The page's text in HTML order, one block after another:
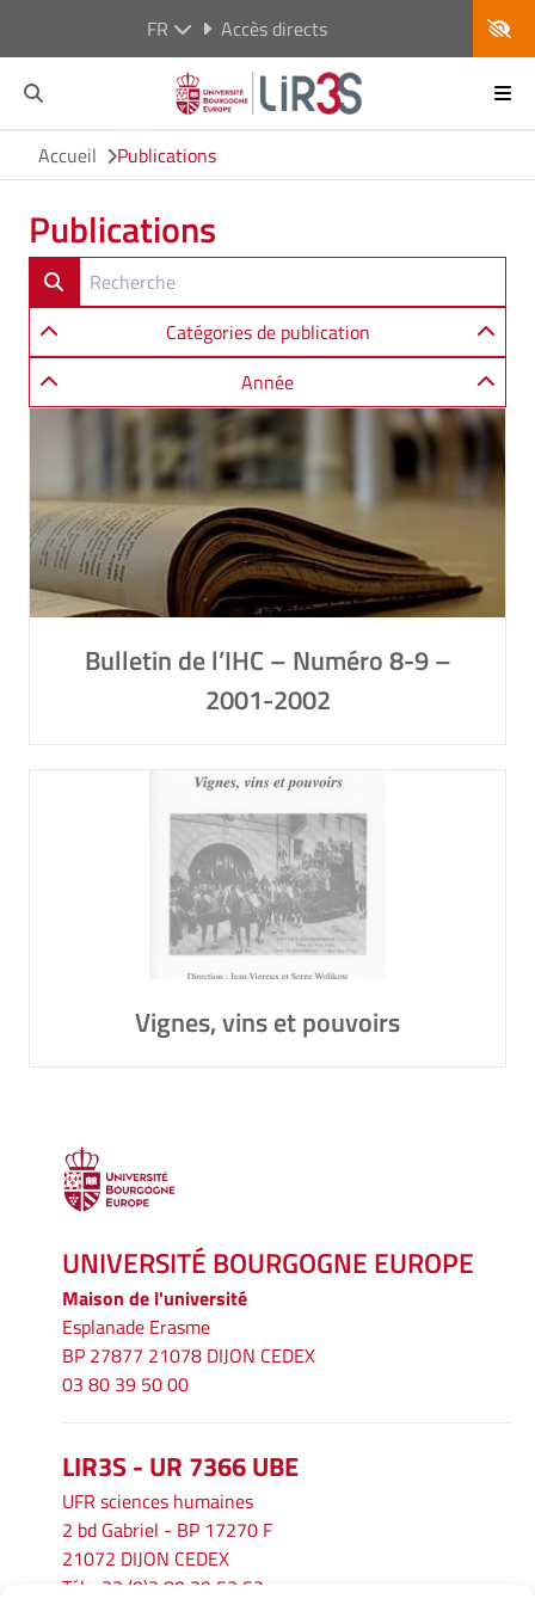
FR Accès directs
Accueil Publications
Publications
Catégories de publication
Année
Bulletin de l’IHC – Numéro 8-9 –
2001-2002
Vignes, vins et pouvoirs
UNIVERSITÉ BOURGOGNE EUROPE
Maison de l'université
Esplanade Erasme
BP 27877 21078 DIJON CEDEX
03 80 39 50 00
LIR3S - UR 7366 UBE
UFR sciences humaines
2 bd Gabriel - BP 17270 F
21072 DIJON CEDEX
Tél. : 33 (0)3 80 39 53 52